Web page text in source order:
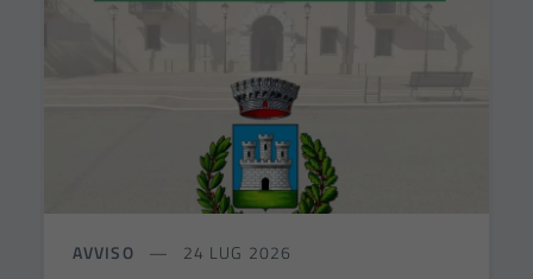
AVVISO 24 LUG 2026